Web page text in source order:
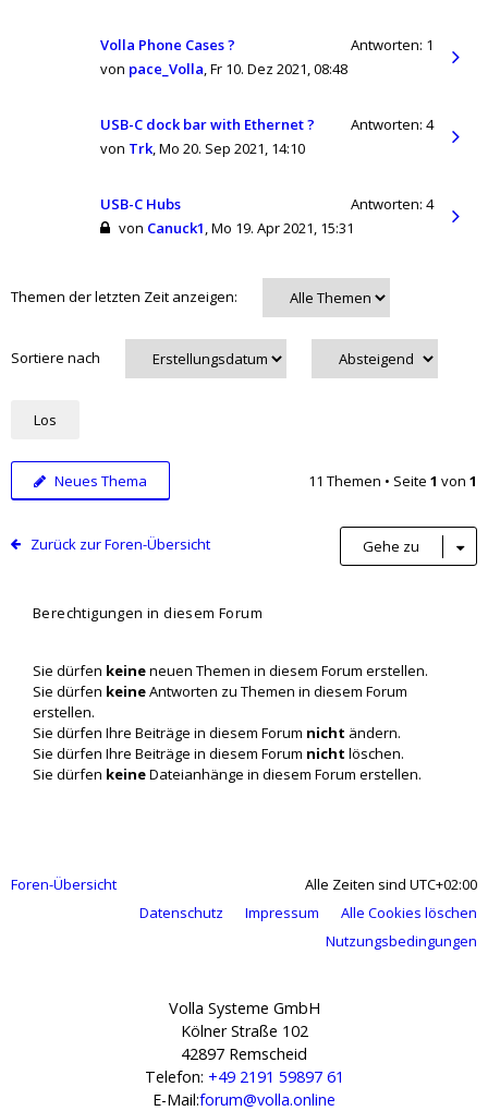
Volla Phone Cases ? Antworten: 1
von pace_Volla,Fr 10. Dez 2021, 08:48
USB-C dock bar with Ethernet ? Antworten: 4
von Trk,Mo 20. Sep 2021, 14:10
USB-C Hubs Antworten: 4
von Canuck1,Mo 19. Apr 2021, 15:31
Themen der letzten Zeit anzeigen:
Sortiere nach
Neues Thema 11 Themen • Seite 1 von 1
Zurück zur Foren-Übersicht Gehe zu
Berechtigungen in diesem Forum
Sie dürfen keineneuen Themen in diesem Forum erstellen.
Sie dürfen keineAntworten zu Themen in diesem Forum
erstellen.
Sie dürfen Ihre Beiträge in diesem Forum nicht ändern.
Sie dürfen Ihre Beiträge in diesem Forum nicht löschen.
Sie dürfen keineDateianhänge in diesem Forum erstellen.
Foren-Übersicht Alle Zeiten sind UTC+02:00
Alle Cookies löschen
Impressum
Datenschutz
Nutzungsbedingungen
Volla Systeme GmbH
Kölner Straße 102
42897 Remscheid
Telefon: +49 2191 59897 61
E-Mail:forum@volla.online